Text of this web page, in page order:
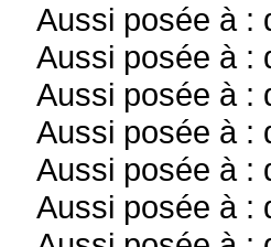
Aussi posée à :
Aussi posée à :
Aussi posée à :
Aussi posée à :
Aussi posée à :
Aussi posée à :